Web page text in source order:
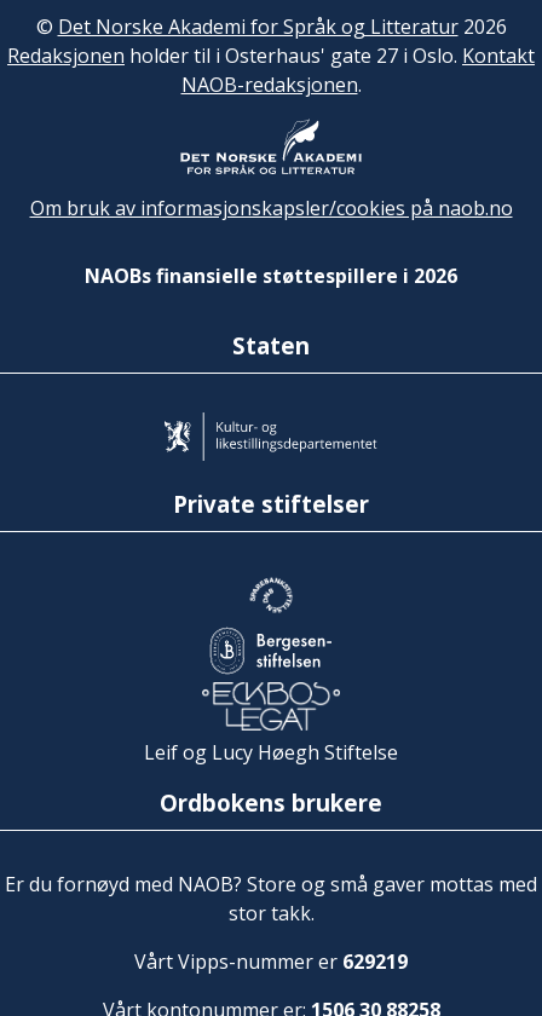
© Det Norske Akademi for Språk og Litteratur2026
Redaksjonen holder til i Osterhaus' gate 27 i Oslo. Kontakt
NAOB-redaksjonen.
Om bruk av informasjonskapsler/cookies på naob.no
NAOBs finansielle støttespillere i 2026
Staten
Private stiftelser
Leif og Lucy Høegh Stiftelse
Ordbokens brukere
Er du fornøyd med NAOB? Store og små gaver mottas med
stor takk.
Vårt Vipps-nummer er 629219
Vårt kontonummer er: 1506 30 88258